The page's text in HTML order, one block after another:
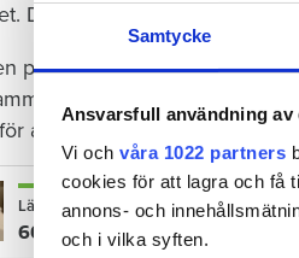
Samtycke
Ansvarsfull användning
Vi och våra 1022 partners
cookies för att lagra och få
annons- och
och i vilka syften.
Där vrider barnet på kranen
på natten vaknar mamman
torkar förtvivlat upp
aldrig till sin hyresvärd
Läs också
600 kronor dyrare att bo efter